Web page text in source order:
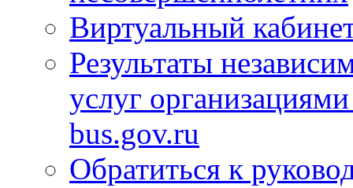
Виртуальный
Результаты
услуг
bus.gov.ru
Обратиться к